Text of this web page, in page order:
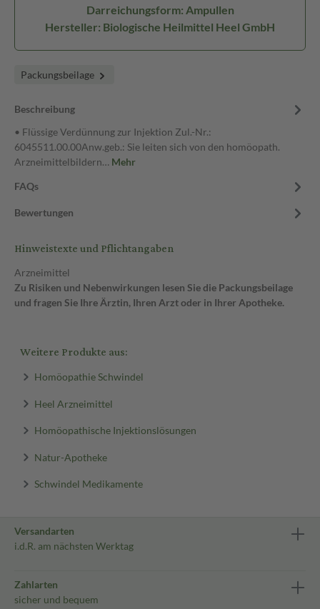
Darreichungsform: Ampullen
Hersteller: Biologische Heilmittel Heel GmbH
Packungsbeilage
Beschreibung
• Flüssige Verdünnung zur Injektion Zul.-Nr.:
6045511.00.00Anw.geb.: Sie leiten sich von den homöopath.
Arzneimittelbildern… Mehr
FAQs
Bewertungen
Hinweistexte und Pflichtangaben
Arzneimittel
Zu Risiken und Nebenwirkungen lesen Sie die Packungsbeilage
und fragen Sie Ihre Ärztin, Ihren Arzt oder in Ihrer Apotheke.
Weitere Produkte aus:
Homöopathie Schwindel
Heel Arzneimittel
Homöopathische Injektionslösungen
Natur-Apotheke
Schwindel Medikamente
Versandarten
i.d.R. am nächsten Werktag
Zahlarten
sicher und bequem